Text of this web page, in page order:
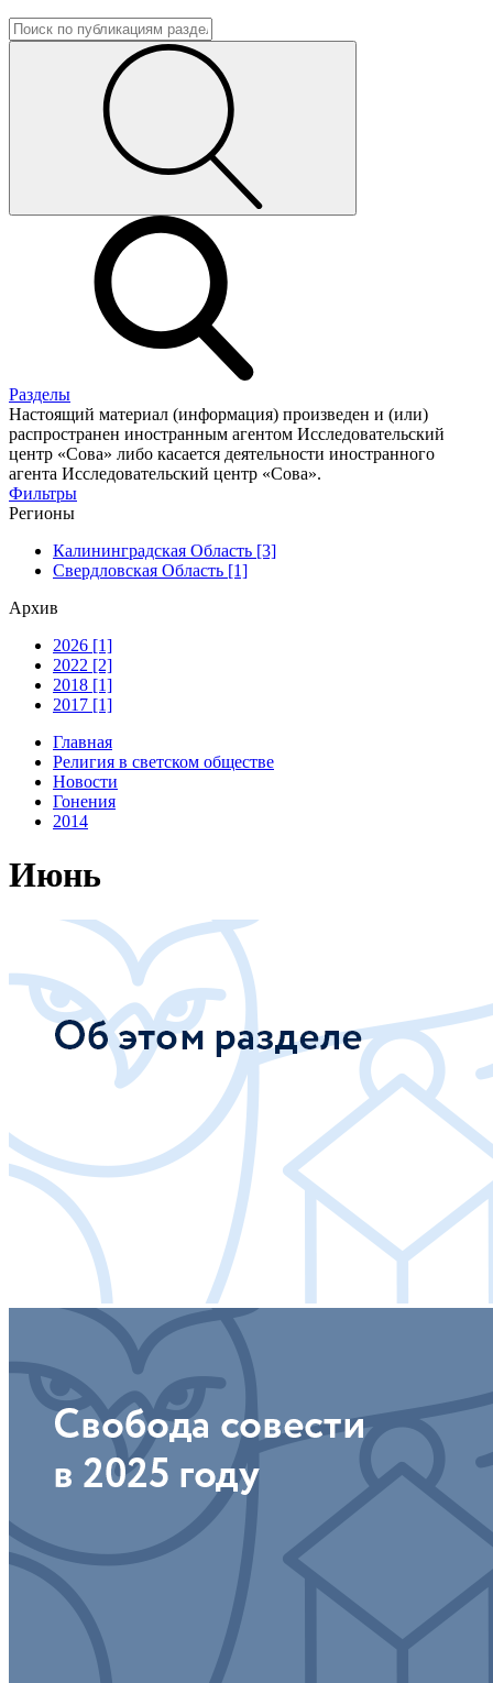
Разделы
Настоящий материал (информация) произведен и (или)
распространен иностранным агентом Исследовательский
центр «Сова» либо касается деятельности иностранного
агента Исследовательский центр «Сова».
Фильтры
Регионы
Калининградская Область [3]
Свердловская Область [1]
Архив
2026 [1]
2022 [2]
2018 [1]
2017 [1]
Главная
Религия в светском обществе
Новости
Гонения
2014
Июнь